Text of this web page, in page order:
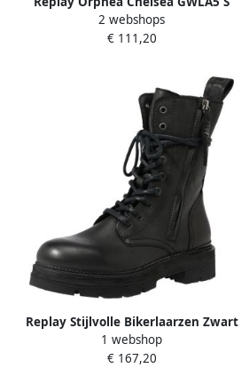
Dames Chelsea Laarzen 002-Beige
2 webshops
€ 111,20
Replay Stijlvolle Bikerlaarzen Zwart
Vrouwen Black Dames
1 webshop
€ 167,20